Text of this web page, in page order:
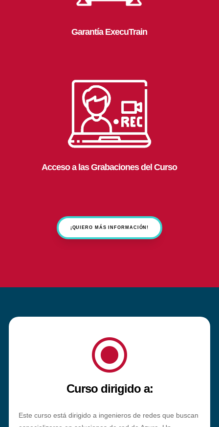
Garantía ExecuTrain
Acceso a las Grabaciones del Curso
¡QUIERO MÁS INFORMACIÓN!
\
Curso dirigido a:
Este curso está dirigido a ingenieros de redes que buscan